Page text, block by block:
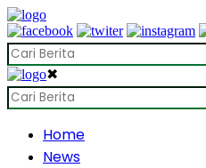
✖
Home
News